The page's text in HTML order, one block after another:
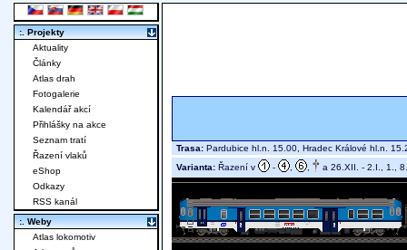
Trasa: Pardubice hl.n. 15.00, Hradec Králové hl.n.
Varianta: Řazení v - a 26.XII. - 2.I., 1.,
:. Projekty
Aktuality
Články
Atlas drah
Fotogalerie
Kalendář akcí
Přihlášky na akce
Seznam tratí
Řazení vlaků
eShop
Odkazy
RSS kanál
:. Weby
Atlas lokomotiv